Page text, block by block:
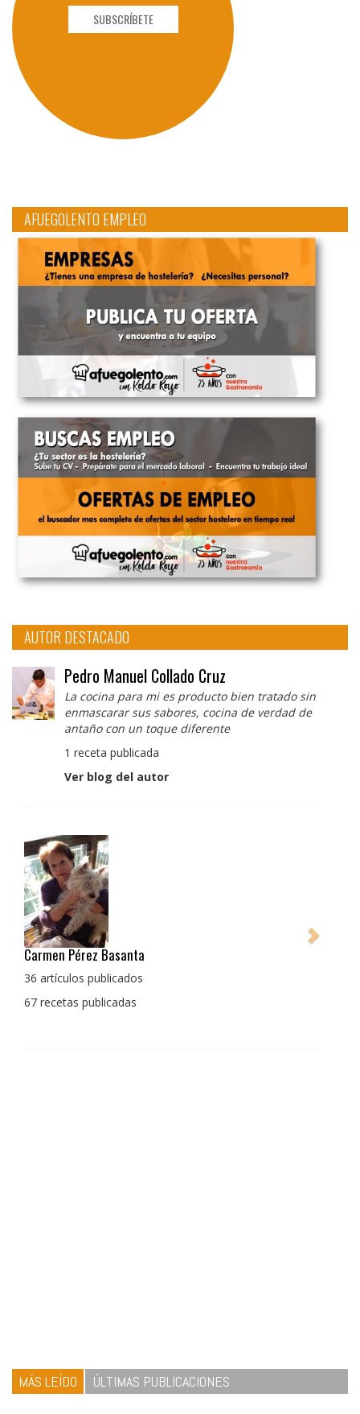
SUBSCRÍBETE
AFUEGOLENTO EMPLEO
AUTOR DESTACADO
Pedro Manuel Collado Cruz
La cocina para mi es producto bien tratado sin
enmascarar sus sabores, cocina de verdad de
antaño con un toque diferente
1 receta publicada
Ver blog del autor
Carmen Pérez Basanta
36 artículos publicados
67 recetas publicadas
MÁS LEÍDO ÚLTIMAS PUBLICACIONES